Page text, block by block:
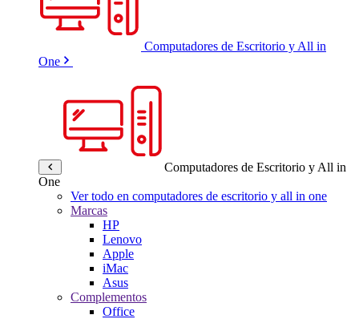
Computadores de Escritorio y All in
One
Computadores de Escritorio y All in
One
Ver todo en computadores de escritorio y all in one
Marcas
HP
Lenovo
Apple
iMac
Asus
Complementos
Office